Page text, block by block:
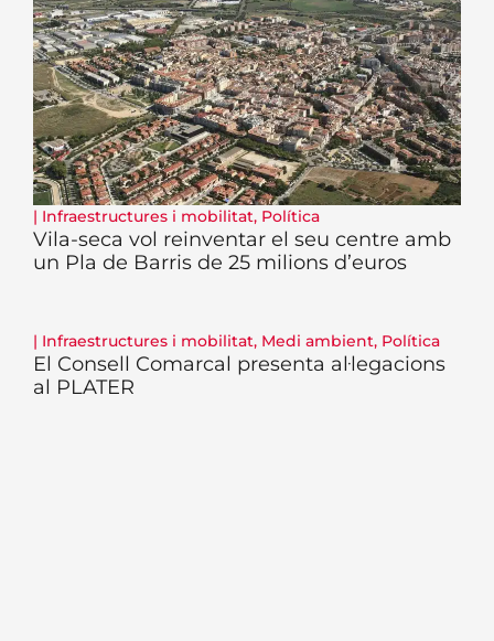
| Infraestructures i mobilitat, Política
Vila-seca vol reinventar el seu centre amb
un Pla de Barris de 25 milions d’euros
| Infraestructures i mobilitat, Medi ambient, Política
El Consell Comarcal presenta al·legacions
al PLATER